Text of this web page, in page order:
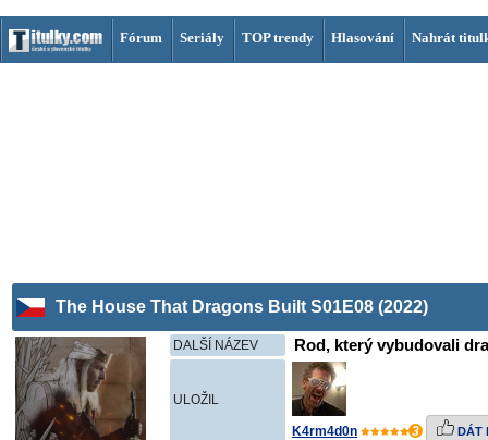
Fórum Seriály TOP trendy Hlasování Nahrát
The House That Dragons Built S01E08 (2022)
DALŠÍ NÁZEV Rod, který vybudovali
ULOŽIL
K4rm4d0n 3 DÁT